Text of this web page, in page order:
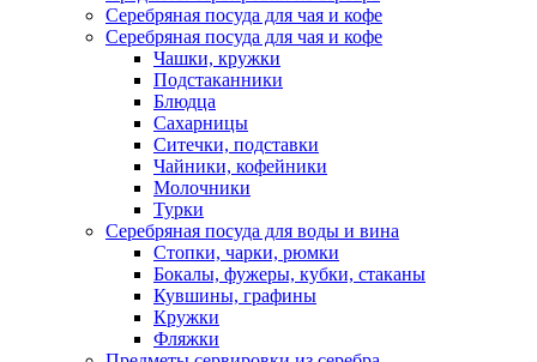
Серебряная посуда для чая и кофе
Серебряная посуда для чая и кофе
Чашки, кружки
Подстаканники
Блюдца
Сахарницы
Ситечки, подставки
Чайники, кофейники
Молочники
Турки
Серебряная посуда для воды и вина
Стопки, чарки, рюмки
Бокалы, фужеры, кубки, стаканы
Кувшины, графины
Кружки
Фляжки